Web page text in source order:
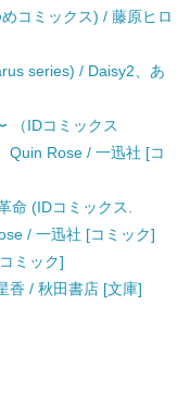
コミックス) / 藤原ヒロ
series) / Daisy2、あ
（IDコミックス
Quin Rose / 一迅社 [コ
命 (IDコミックス.
/ 一迅社 [コミック]
ミック]
香 / 秋田書店 [文庫]